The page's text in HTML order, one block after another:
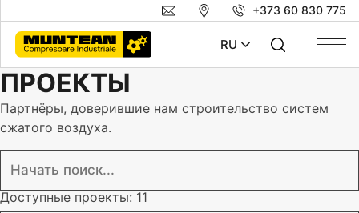
+373 60 830 775
RU
ПРОЕКТЫ
Партнёры, доверившие нам строительство систем
сжатого воздуха.
Доступные проекты: 11